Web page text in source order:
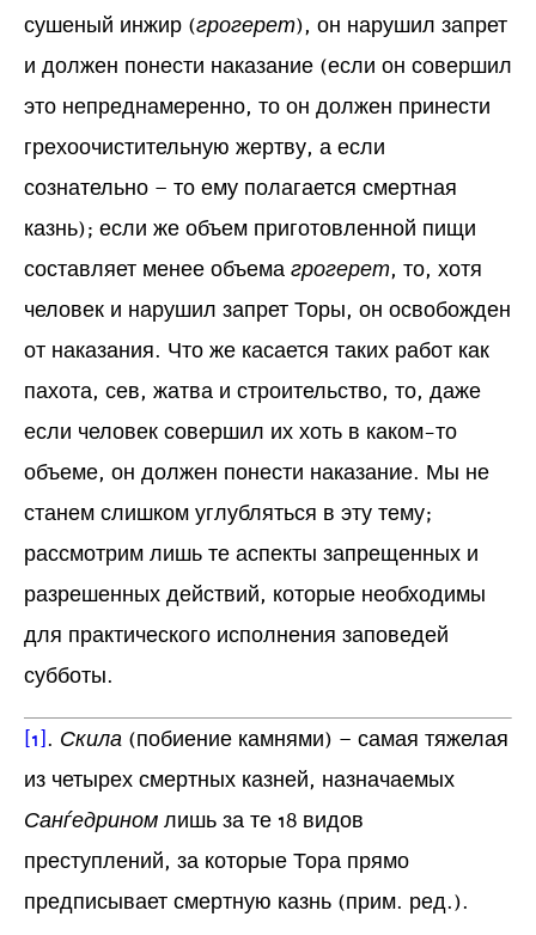
сушеный инжир (грогерет), он нарушил запрет
и должен понести наказание (если он совершил
это непреднамеренно, то он должен принести
грехоочистительную жертву, а если
сознательно – то ему полагается смертная
казнь); если же объем приготовленной пищи
составляет менее объема грогерет, то, хотя
человек и нарушил запрет Торы, он освобожден
от наказания. Что же касается таких работ как
пахота, сев, жатва и строительство, то, даже
если человек совершил их хоть в каком-то
объеме, он должен понести наказание. Мы не
станем слишком углубляться в эту тему;
рассмотрим лишь те аспекты запрещенных и
разрешенных действий, которые необходимы
для практического исполнения заповедей
субботы.
[1]. Скила (побиение камнями) – самая тяжелая
из четырех смертных казней, назначаемых
Санѓедрином лишь за те 18 видов
преступлений, за которые Тора прямо
предписывает смертную казнь (прим. ред.).